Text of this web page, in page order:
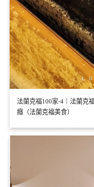
法蘭克福100家-4｜法蘭克
癮（法蘭克福美食）